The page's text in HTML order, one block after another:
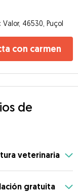
Valor, 46530, Puçol
con carmen
de
veterinaria
gratuita